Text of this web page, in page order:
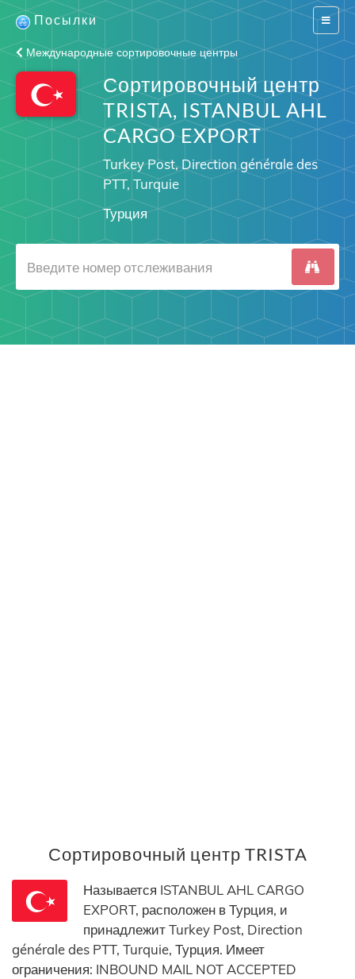
Switch
Посылки
Международные сортировочные центры
Сортировочный центр
TRISTA, ISTANBUL AHL
CARGO EXPORT
Turkey Post, Direction générale des
PTT, Turquie
Турция
Сортировочный центр TRISTA
Называется ISTANBUL AHL CARGO
EXPORT, расположен в Турция, и
принадлежит Turkey Post, Direction
générale des PTT, Turquie, Турция. Имеет
ограничения: INBOUND MAIL NOT ACCEPTED